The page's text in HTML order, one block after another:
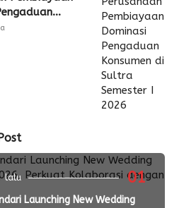
Sultra
01
lalu
Launching New Wedding